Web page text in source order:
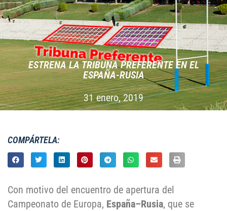
ESTRENA LA TRIBUNA PREFERENTE EN EL
ESPAÑA-RUSIA
31 enero, 2019
COMPÁRTELA:
Con motivo del encuentro de apertura del
Campeonato de Europa, España–Rusia, que se